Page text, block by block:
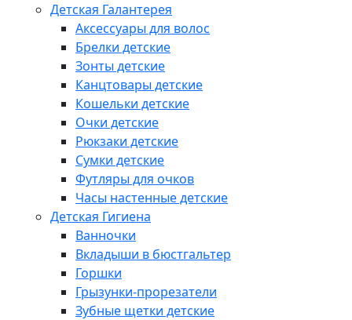
Детская Галантерея
Аксессуары для волос
Брелки детские
Зонты детские
Канцтовары детские
Кошельки детские
Очки детские
Рюкзаки детские
Сумки детские
Футляры для очков
Часы настенные детские
Детская Гигиена
Ванночки
Вкладыши в бюстгальтер
Горшки
Грызунки-прорезатели
Зубные щетки детские